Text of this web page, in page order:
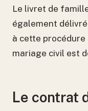
Le livret de
également
à cette
mariage civil est
Le contrat